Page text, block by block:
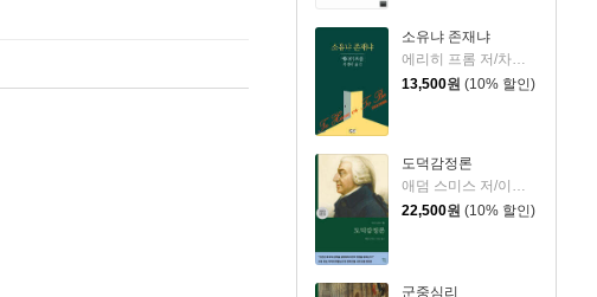
소유냐 존재냐
에리히 프롬 저/차경아 역
13,500원 (10% 할인)
도덕감정론
22,500원 (10% 할인)
군중심리